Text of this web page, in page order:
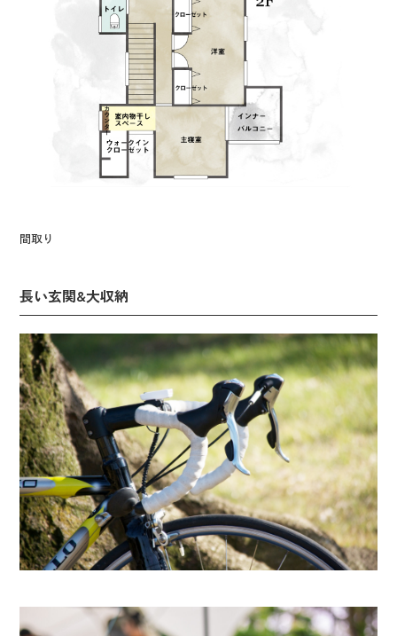
間取り
長い玄関&大収納